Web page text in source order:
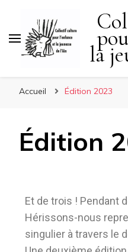
la
Accueil Édition 2023
Édition
Et de trois ! Pendant
Hérissons-nous
singulier à travers le